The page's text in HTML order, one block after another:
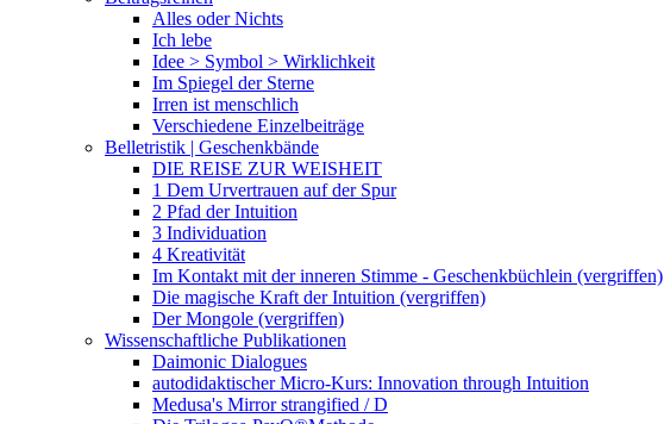
Alles oder Nichts
Ich lebe
Idee > Symbol > Wirklichkeit
Im Spiegel der Sterne
Irren ist menschlich
Verschiedene Einzelbeiträge
Belletristik | Geschenkbände
DIE REISE ZUR WEISHEIT
1 Dem Urvertrauen auf der Spur
2 Pfad der Intuition
3 Individuation
4 Kreativität
Im Kontakt mit der inneren Stimme - Geschenkbüchlein (vergriffen)
Die magische Kraft der Intuition (vergriffen)
Der Mongole (vergriffen)
Wissenschaftliche Publikationen
Daimonic Dialogues
autodidaktischer Micro-Kurs: Innovation through Intuition
Medusa's Mirror strangified / D